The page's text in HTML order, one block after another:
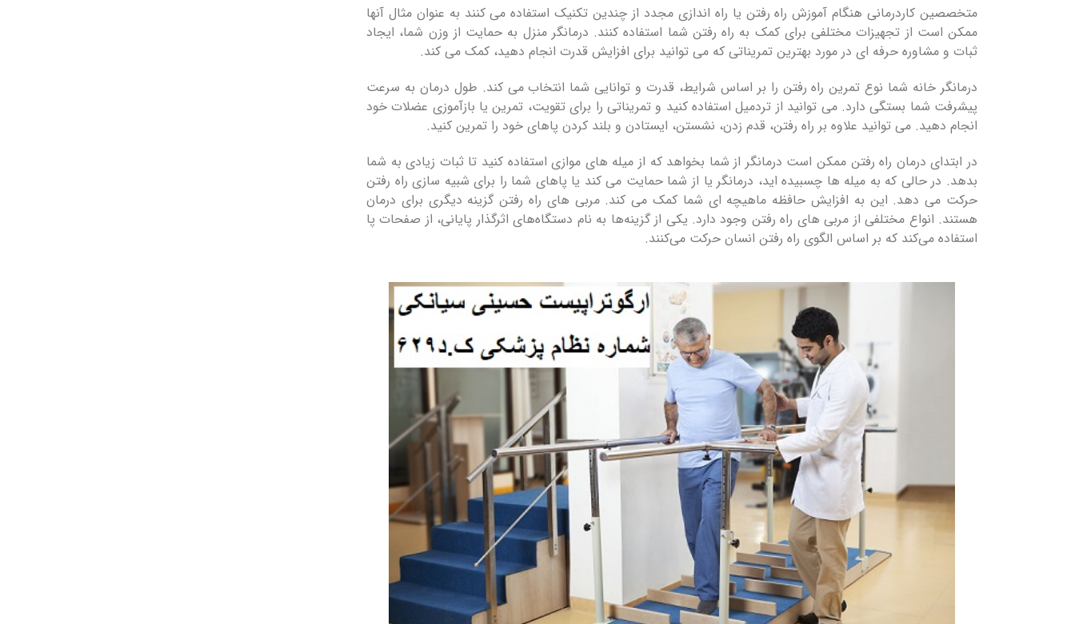
متخصصین کاردرمانی هنگام آموزش راه رفتن یا راه اندازی مجدد از چندین تکنیک استفاده می کنند به عنوان مثال آنها
ممکن است از تجهیزات مختلفی برای کمک به راه رفتن شما استفاده کنند. درمانگر منزل به حمایت از وزن شما، ایجاد
ثبات و مشاوره حرفه ای در مورد بهترین تمریناتی که می توانید برای افزایش قدرت انجام دهید، کمک می کند.
درمانگر خانه شما نوع تمرین راه رفتن را بر اساس شرایط، قدرت و توانایی شما انتخاب می کند. طول درمان به سرعت
پیشرفت شما بستگی دارد. می توانید از تردمیل استفاده کنید و تمریناتی را برای تقویت، تمرین یا بازآموزی عضلات خود
انجام دهید. می توانید علاوه بر راه رفتن، قدم زدن، نشستن، ایستادن و بلند کردن پاهای خود را تمرین کنید.
در ابتدای درمان راه رفتن ممکن است درمانگر از شما بخواهد که از میله های موازی استفاده کنید تا ثبات زیادی به شما
بدهد. در حالی که به میله ها چسبیده اید، درمانگر یا از شما حمایت می کند یا پاهای شما را برای شبیه سازی راه رفتن
حرکت می دهد. این به افزایش حافظه ماهیچه ای شما کمک می کند. مربی های راه رفتن گزینه دیگری برای درمان
هستند. انواع مختلفی از مربی های راه رفتن وجود دارد. یکی از گزینه‌ها به نام دستگاه‌های اثرگذار پایانی، از صفحات پا
استفاده می‌کند که بر اساس الگوی راه رفتن انسان حرکت می‌کنند.